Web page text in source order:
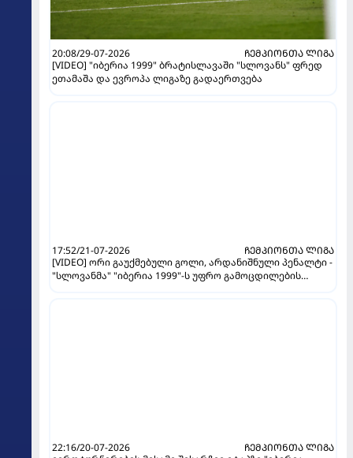
20:08/29-07-2026
ᲩᲔᲛᲞᲘᲝᲜᲗᲐ ᲚᲘᲒᲐ
[VIDEO] "იბერია 1999" ბრატისლავაში "სლოვანს" ფრედ
ეთამაშა და ევროპა ლიგაზე გადაერთვება
17:52/21-07-2026
ᲩᲔᲛᲞᲘᲝᲜᲗᲐ ᲚᲘᲒᲐ
[VIDEO] ორი გაუქმებული გოლი, არდანიშნული პენალტი -
"სლოვანმა" "იბერია 1999"-ს უფრო გამოცდილების